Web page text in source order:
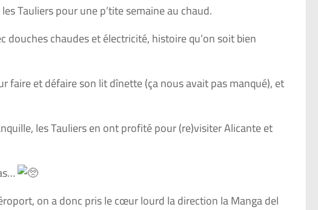
Tauliers pour une p’tite semaine au chaud.
douches chaudes et électricité, histoire qu’on soit bien
faire et défaire son lit dînette (ça nous avait pas manqué), et
les Tauliers en ont profité pour (re)visiter Alicante et
on a donc pris le cœur lourd la direction la Manga del